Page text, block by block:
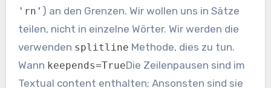
'rn' ) an den Grenzen. Wir wollen uns in Sätze
teilen, nicht in einzelne Wörter. Wir werden die
verwenden splitline Methode, dies zu tun.
Wann keepends=TrueDie Zeilenpausen sind im
Textual content enthalten; Ansonsten sind sie